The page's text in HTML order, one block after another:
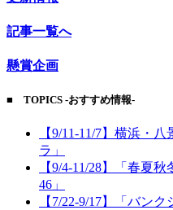
記事一覧へ
懸賞企画
■ TOPICS -おすすめ情報-
【9/11-11/7】横浜・
ラ」
【9/4-11/28】「春夏
46」
【7/22-9/17】「バンク